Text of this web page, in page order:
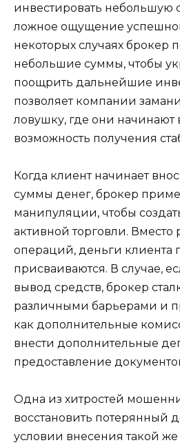
инвестировать небольшую
ложное ощущение
некоторых случаях брокер
небольшие суммы, чтобы
поощрить дальнейшие
позволяет компании
ловушку, где они начинают
возможность получения
Когда клиент начинает
суммы денег, брокер
манипуляции, чтобы
активной торговли. Вместо
операций, деньги клиента
присваиваются. В случае,
вывод средств, брокер
различными барьерами и
как дополнительные
внести дополнительные
предоставление
Одна из хитростей
восстановить потерянный
условии внесения такой